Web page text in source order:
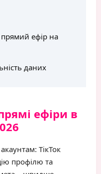
ефір на
даних
ефіри в
ТікТок
профілю та